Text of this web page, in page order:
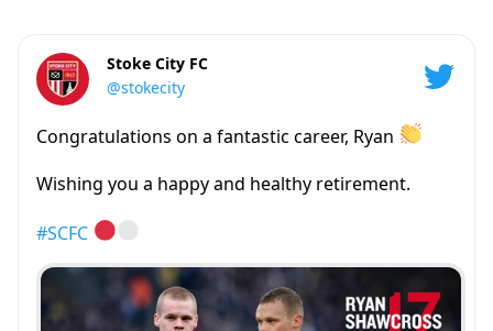
Stoke City FC
@stokecity
Congratulations on a fantastic career, Ryan
Wishing you a happy and healthy retirement.
#SCFC